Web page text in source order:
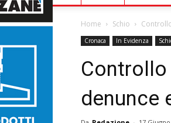
Home Schio
Cronaca In Evidenza
denunce